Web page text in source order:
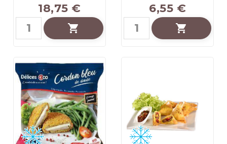
18,75 €

6,55 €
